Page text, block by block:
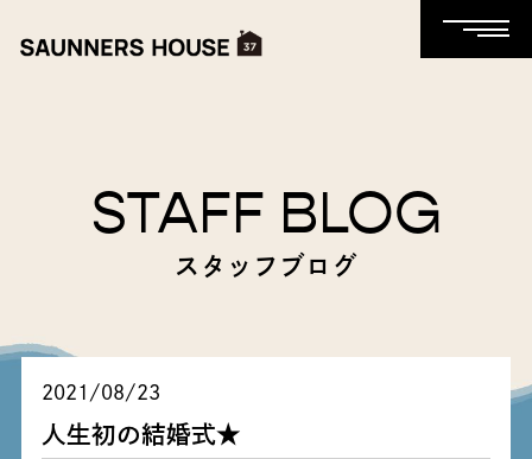
STAFF BLOG
スタッフブログ
2021/08/23
人生初の結婚式★